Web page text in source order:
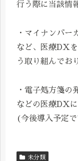
行う際に当該情
・マイナンバー
など、医療DX
う取り組んでお
・電子処方箋の
などの医療DX
(今後導入予定
未分類